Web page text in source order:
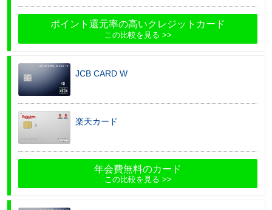
ポイント還元率の高いクレジットカード
この比較を見る
JCB CARD W
楽天カード
年会費無料のカード
この比較を見る